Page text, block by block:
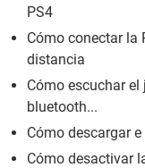
PS4
Cómo conectar la
distancia
Cómo escuchar
bluetooth...
Cómo descargar
Cómo desactivar